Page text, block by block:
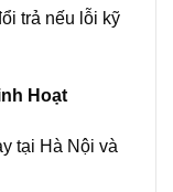
trả nếu lỗi kỹ
Hoạt
tại Hà Nội và